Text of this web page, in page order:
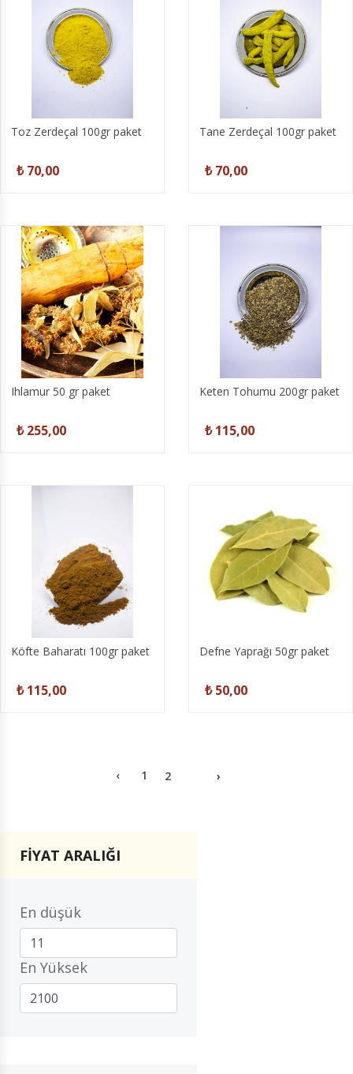
Toz Zerdeçal 100gr paket
₺ 70,00
Tane Zerdeçal 100gr paket
₺ 70,00
Ihlamur 50 gr paket
₺ 255,00
Keten Tohumu 200gr paket
₺ 115,00
Köfte Baharatı 100gr paket
₺ 115,00
Defne Yaprağı 50gr paket
₺ 50,00
‹ 1 2 ›
FİYAT ARALIĞI
En düşük
En Yüksek